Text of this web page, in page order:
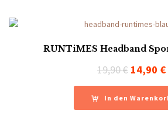
RUNTiMES Headband
19,90€
war:
19,90 €
14,90 €
In den